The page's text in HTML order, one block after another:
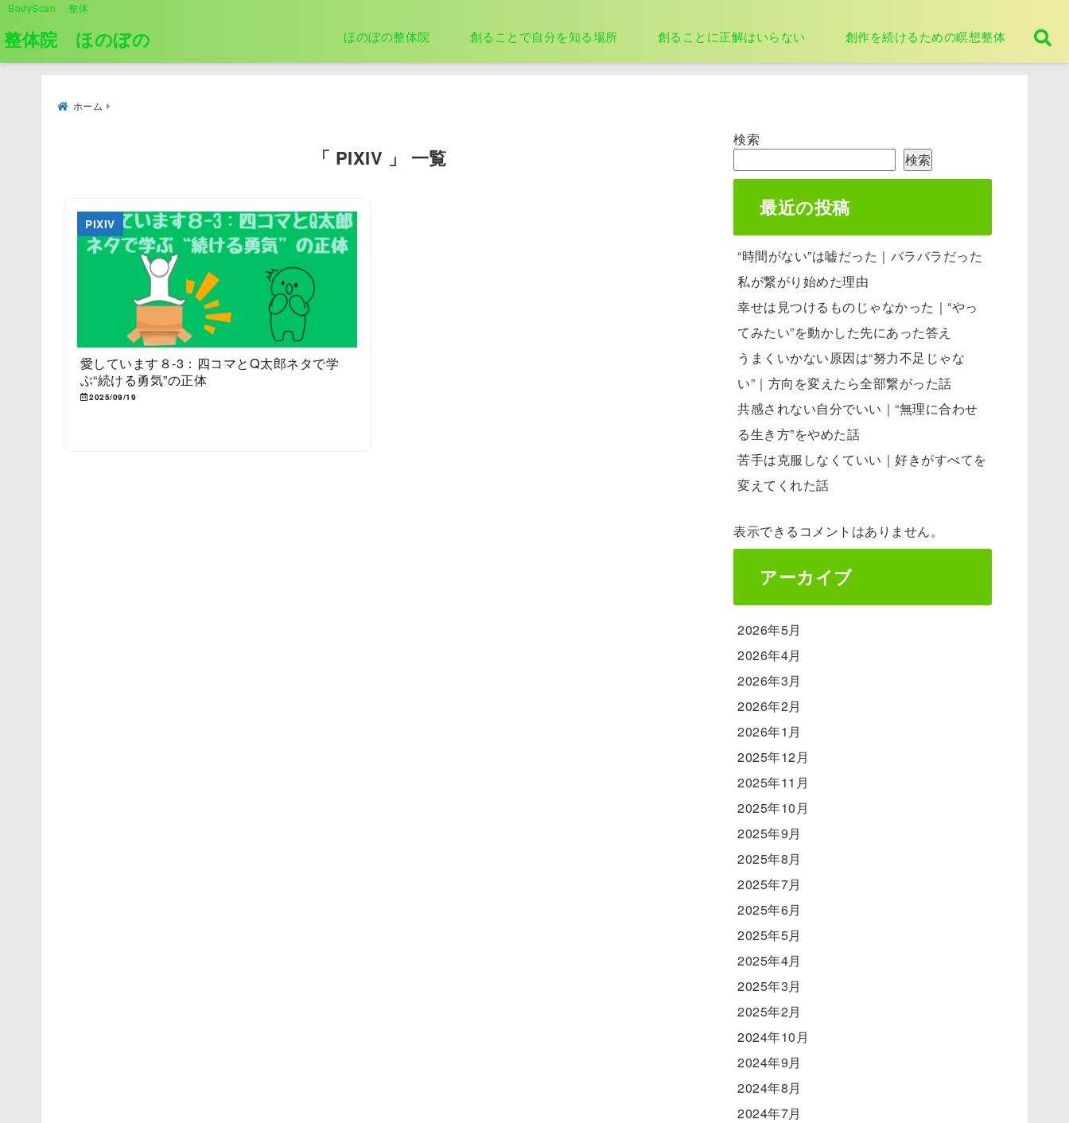
BodyScan 整体
整体院 ほのぼの ほのぼの整体院 創ることで自分を知る場所 創ることに正解はいらない 創作を続けるための瞑想整体
ホーム
「 PIXIV 」 一覧
PIXIV
愛しています８-3：四コマとQ太郎ネタで学
ぶ“続ける勇気”の正体
2025/09/19
検索
検索
最近の投稿
“時間がない”は嘘だった｜バラバラだった
私が繋がり始めた理由
幸せは見つけるものじゃなかった｜“やっ
てみたい”を動かした先にあった答え
うまくいかない原因は“努力不足じゃな
い”｜方向を変えたら全部繋がった話
共感されない自分でいい｜“無理に合わせ
る生き方”をやめた話
苦手は克服しなくていい｜好きがすべてを
変えてくれた話
表示できるコメントはありません。
アーカイブ
2026年5月
2026年4月
2026年3月
2026年2月
2026年1月
2025年12月
2025年11月
2025年10月
2025年9月
2025年8月
2025年7月
2025年6月
2025年5月
2025年4月
2025年3月
2025年2月
2024年10月
2024年9月
2024年8月
2024年7月